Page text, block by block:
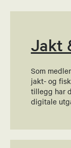
Send epost
Knut
Send epost
Jakt
Som
jakt- og
tillegg har
digitale